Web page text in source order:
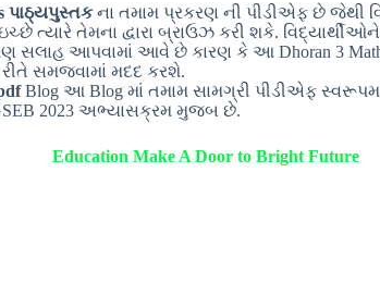
પાઠ્યપુસ્તકના તમામ પ્રકરણ ની પીડીએફ છે જેથી
ત્યારે તેમના દ્વારા બ્રાઉઝ કરી શકે. વિદ્યાર્થીઓને
સલાહ આપવામાં આવે છે કારણ કે આ Dhoran 3
સમજવામાં મદદ કરશે.
Blog આ Blog માં તમામ સામગ્રી પીડીએફ
2023 અભ્યાસક્રમ મુજબ છે.
Education Make A Door to Bright Future